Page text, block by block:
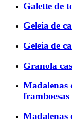
Galette de
Geleia de
Geleia de
Granola
Madalenas
framboesas
Madalenas